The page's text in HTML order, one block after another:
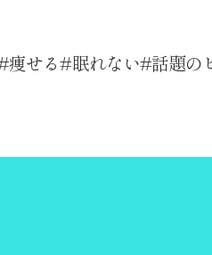
痩せる 眠れない 話題の